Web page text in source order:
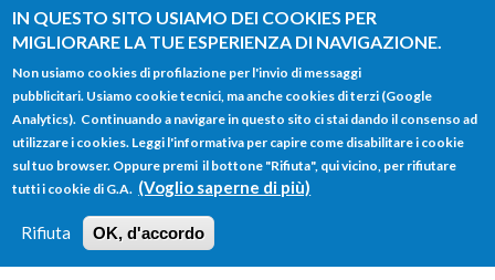
IN QUESTO SITO USIAMO DEI COOKIES PER
MIGLIORARE LA TUE ESPERIENZA DI NAVIGAZIONE.
Non usiamo cookies di profilazione per l'invio di messaggi
pubblicitari. Usiamo cookie tecnici, ma anche cookies di terzi (Google
Analytics). Continuando a navigare in questo sito ci stai dando il consenso ad
utilizzare i cookies. Leggi l'informativa per capire come disabilitare i cookie
sul tuo browser. Oppure premi il bottone "Rifiuta", qui vicino, per rifiutare
tutti i cookie di G.A. (Voglio saperne di più)
Rifiuta OK, d'accordo
Salta al contenuto principale
FORM
DI
RICERCA
Main menu
HOME TUTTI I PROFILI
LOGIN